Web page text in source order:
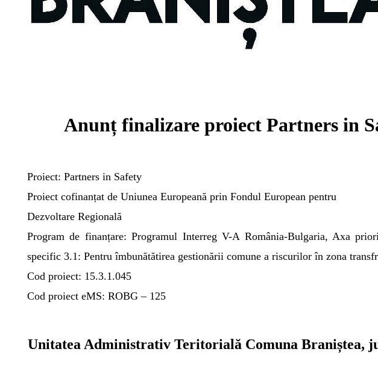
Anunț finalizare proiect Partners in
Proiect: Partners in Safety
Proiect cofinanțat de Uniunea Europeană prin Fondul European pentru
Dezvoltare Regională
Program de finanțare: Programul Interreg V-A România-Bulgaria, Axa
specific 3.1: Pentru îmbunătătirea gestionării comune a riscurilor în zona
Cod proiect: 15.3.1.045
Cod proiect eMS: ROBG – 125
Unitatea Administrativ Teritorială Comuna Braniștea,